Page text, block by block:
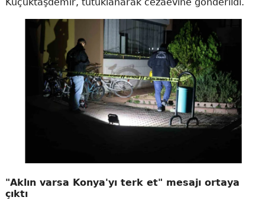
"Aklın varsa Konya'yı terk et" mesajı ortaya
çıktı